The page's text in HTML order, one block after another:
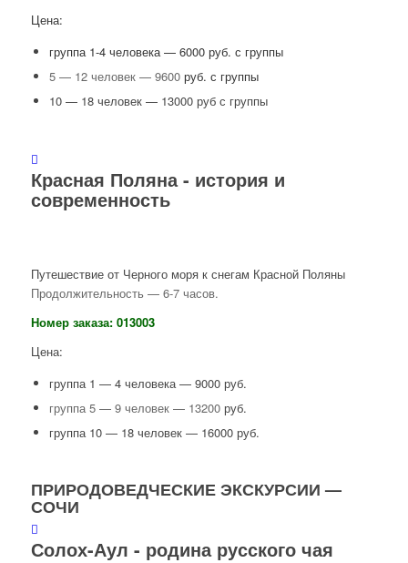
Цена:
группа 1-4 человека — 6000 руб. с группы
5 — 12 человек — 9600руб. с группы
10 — 18 человек — 13000 руб с группы
Красная Поляна - история и
современность
Путешествие от Черного моря к снегам Красной Поляны
Продолжительность — 6-7 часов.
Номер заказа: 013003
Цена:
группа 1 — 4 человека — 9000 руб.
группа 5 — 9 человек — 13200руб.
группа 10 — 18 человек — 16000 руб.
ПРИРОДОВЕДЧЕСКИЕ ЭКСКУРСИИ —
СОЧИ
Солох-Аул - родина русского чая